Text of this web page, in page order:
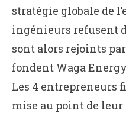
stratégie globale de
ingénieurs refusent
sont alors rejoints
fondent Waga
Les 4 entrepreneurs
mise au point de